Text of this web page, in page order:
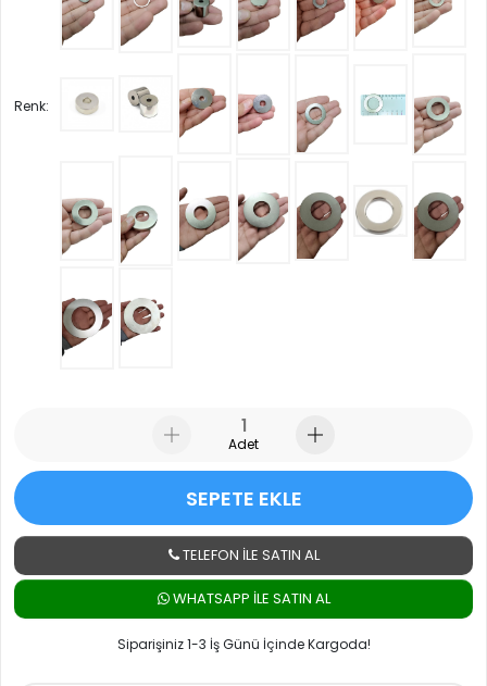
Renk:
Adet
SEPETE EKLE
TELEFON İLE SATIN AL
WHATSAPP ILE SATIN AL
Siparişiniz 1-3 İş Günü İçinde Kargoda!